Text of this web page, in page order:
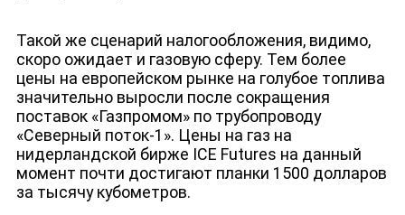
Такой же сценарий налогообложения, видимо,
скоро ожидает и газовую сферу. Тем более
цены на европейском рынке на голубое топлива
значительно выросли после сокращения
поставок «Газпромом» по трубопроводу
«Северный поток-1». Цены на газ на
нидерландской бирже ICE Futures на данный
момент почти достигают планки 1500 долларов
за тысячу кубометров.